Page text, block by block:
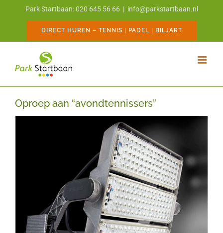
Park Startbaan: 020 645 56 66 | info@parkstartbaan.nl
DIRECT HUREN – TENNIS | PADEL | BILJART
Oproep aan “avondtennissers”